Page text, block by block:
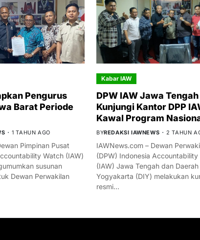
Pengurus
Barat Periode
1 TAHUN AGO
Pimpinan Pusat
Watch (IAW)
susunan
Dewan Perwakilan
Kabar IAW
DPW IAW Jawa
Kunjungi Kantor DPP
Kawal Program
BYREDAKSI IAWNEWS 2 TAHUN
IAWNews.com – Dewan
(DPW) Indonesia Accountability
(IAW) Jawa Tengah dan
Yogyakarta (DIY) melakukan
resmi…